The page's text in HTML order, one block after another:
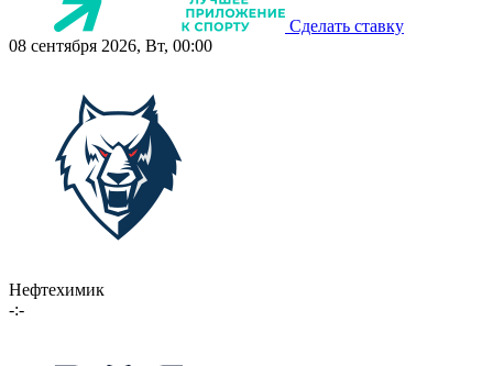
Сделать ставку
08 сентября 2026, Вт, 00:00
Нефтехимик
-:-